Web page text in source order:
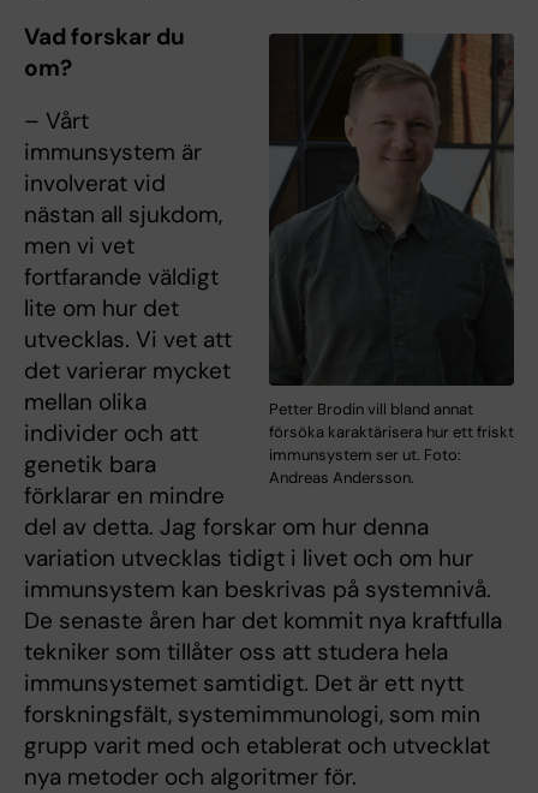
Petter Brodin vill bland annat
försöka karaktärisera hur ett friskt
immunsystem ser ut. Foto:
Andreas Andersson.
Vad forskar du
om?
– Vårt
immunsystem är
involverat vid
nästan all sjukdom,
men vi vet
fortfarande väldigt
lite om hur det
utvecklas. Vi vet att
det varierar mycket
mellan olika
individer och att
genetik bara
förklarar en mindre
del av detta. Jag forskar om hur denna
variation utvecklas tidigt i livet och om hur
immunsystem kan beskrivas på systemnivå.
De senaste åren har det kommit nya kraftfulla
tekniker som tillåter oss att studera hela
immunsystemet samtidigt. Det är ett nytt
forskningsfält, systemimmunologi, som min
grupp varit med och etablerat och utvecklat
nya metoder och algoritmer för.